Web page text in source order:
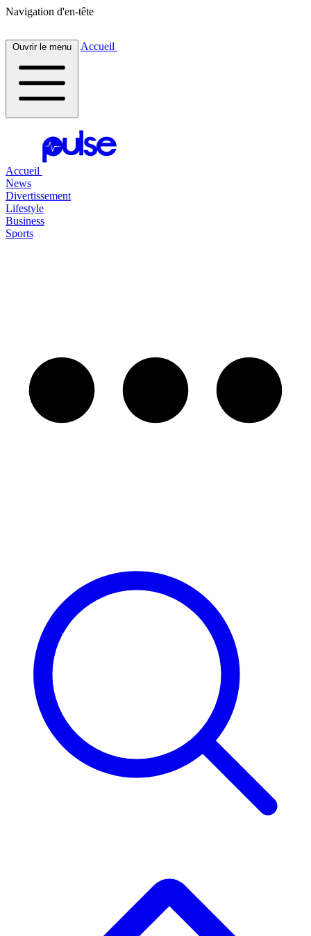
Navigation d'en-tête
Ouvrir le menu Accueil
Accueil
News
Divertissement
Lifestyle
Business
Sports